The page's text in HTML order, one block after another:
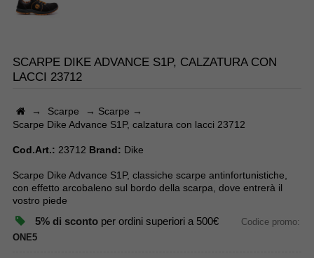
SCARPE DIKE ADVANCE S1P, CALZATURA CON
LACCI 23712
→ Scarpe → Scarpe →
Scarpe Dike Advance S1P, calzatura con lacci 23712
Cod.Art.: 23712 Brand: Dike
Scarpe Dike Advance S1P, classiche scarpe antinfortunistiche,
con effetto arcobaleno sul bordo della scarpa, dove entrerà il
vostro piede
5% di scontoper ordini superiori a 500€
Codice promo:
ONE5